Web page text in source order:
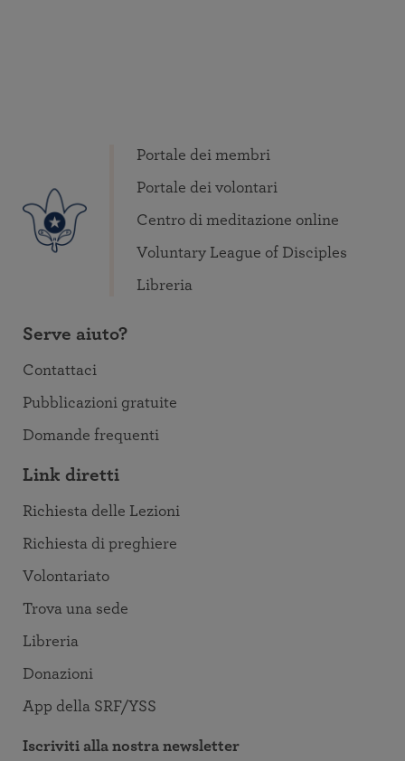
Portale dei membri
Portale dei volontari
Centro di meditazione online
Voluntary League of Disciples
Libreria
Serve aiuto?
Contattaci
Pubblicazioni gratuite
Domande frequenti
Link diretti
Richiesta delle Lezioni
Richiesta di preghiere
Volontariato
Trova una sede
Libreria
Donazioni
App della SRF/YSS
Iscriviti alla nostra newsletter